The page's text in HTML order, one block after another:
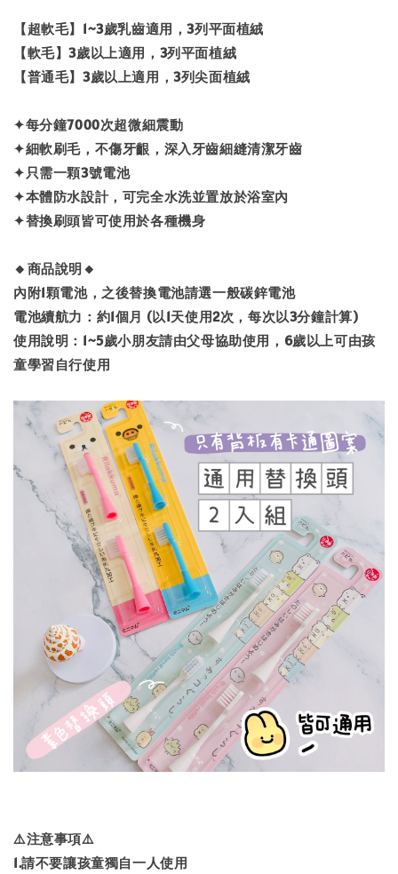
【超軟毛】1~3歲乳齒適用，3列平面植絨
【軟毛】3歲以上適用，3列平面植絨
【普通毛】3歲以上適用，3列尖面植絨
✦每分鐘7000次超微細震動
✦細軟刷毛，不傷牙齦，深入牙齒細縫清潔牙齒
✦只需一顆3號電池
✦本體防水設計，可完全水洗並置放於浴室內
✦替換刷頭皆可使用於各種機身
🔸商品說明🔸
內附1顆電池，之後替換電池請選一般碳鋅電池
電池續航力：約1個月 (以1天使用2次，每次以3分鐘計算)
使用說明：1~5歲小朋友請由父母協助使用，6歲以上可由孩
童學習自行使用
⚠️注意事項⚠️
1.請不要讓孩童獨自一人使用